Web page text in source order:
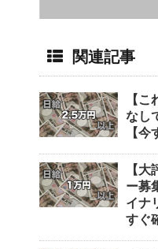
関連記事
【
なし
【今
【
ー募
イナ
すぐ